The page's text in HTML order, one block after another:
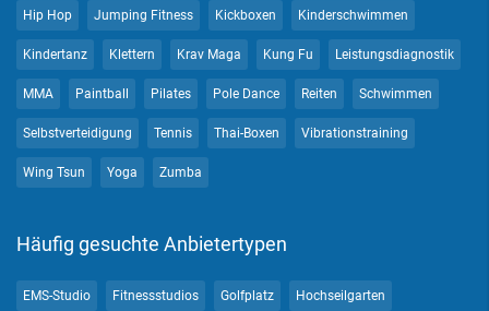
Hip Hop Jumping Fitness Kickboxen Kinderschwimmen
Kindertanz Klettern Krav Maga Kung Fu Leistungsdiagnostik
MMA Paintball Pilates Pole Dance Reiten Schwimmen
Selbstverteidigung Tennis Thai-Boxen Vibrationstraining
Wing Tsun Yoga Zumba
Häufig gesuchte Anbietertypen
EMS-Studio Fitnessstudios Golfplatz Hochseilgarten